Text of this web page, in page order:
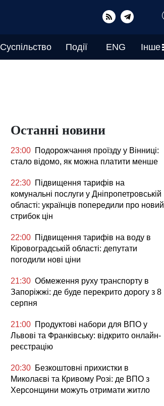
Суспільство Події ENG Інше
Останні новини
23:00 Подорожчання проїзду у Вінниці:
стало відомо, як можна платити менше
22:30 Підвищення тарифів на
комунальні послуги у Дніпропетровській
області: українців попередили про новий
стрибок цін
22:00 Підвищення тарифів на воду в
Кіровоградській області: депутати
погодили нові ціни
21:30 Обмеження руху транспорту в
Запоріжжі: де буде перекрито дорогу з 8
серпня
21:00 Продуктові набори для ВПО у
Львові та Франківську: відкрито онлайн-
реєстрацію
20:30 Безкоштовні прихистки в
Миколаєві та Кривому Розі: де ВПО з
Херсонщини можуть отримати житло